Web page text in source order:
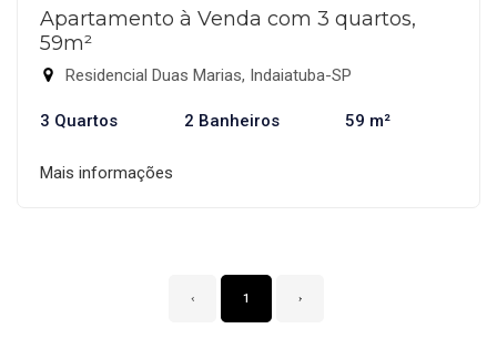
Apartamento à Venda com 3 quartos,
59m²
Residencial Duas Marias, Indaiatuba-SP
3 Quartos 2 Banheiros 59 m²
Mais informações
‹ 1 ›